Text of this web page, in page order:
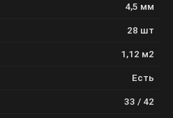
4,5 мм
28 шт
1,12 м2
Есть
33 / 42